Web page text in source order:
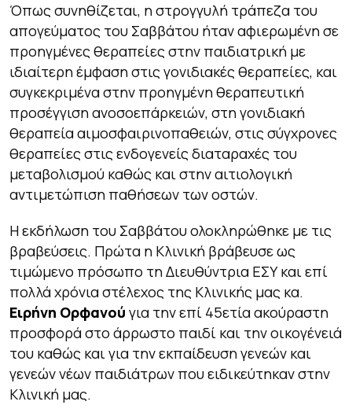
Όπως συνηθίζεται, η στρογγυλή τράπεζα του
απογεύματος του Σαββάτου ήταν αφιερωμένη σε
προηγμένες θεραπείες στην παιδιατρική με
ιδιαίτερη έμφαση στις γονιδιακές θεραπείες, και
συγκεκριμένα στην προηγμένη θεραπευτική
προσέγγιση ανοσοεπάρκειών, στη γονιδιακή
θεραπεία αιμοσφαιρινοπαθειών, στις σύγχρονες
θεραπείες στις ενδογενείς διαταραχές του
μεταβολισμού καθώς και στην αιτιολογική
αντιμετώπιση παθήσεων των οστών.
Η εκδήλωση του Σαββάτου ολοκληρώθηκε με τις
βραβεύσεις. Πρώτα η Κλινική βράβευσε ως
τιμώμενο πρόσωπο τη Διευθύντρια ΕΣΥ και επί
πολλά χρόνια στέλεχος της Κλινικής μας κα.
Ειρήνη Ορφανού για την επί 45ετία ακούραστη
προσφορά στο άρρωστο παιδί και την οικογένειά
του καθώς και για την εκπαίδευση γενεών και
γενεών νέων παιδιάτρων που ειδικεύτηκαν στην
Κλινική μας.